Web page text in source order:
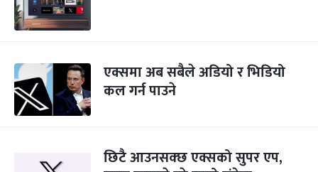
एक्समा अब सबैले अडियो र भिडियो
कल गर्न पाउने
छिटै आउनसक्छ एक्सको सुपर एप,